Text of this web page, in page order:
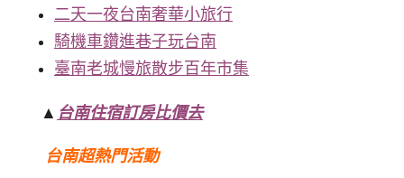
二天一夜台南奢華小旅行
騎機車鑽進巷子玩台南
臺南老城慢旅散步百年市集
▲ 台南住宿訂房比價去
台南超熱門活動